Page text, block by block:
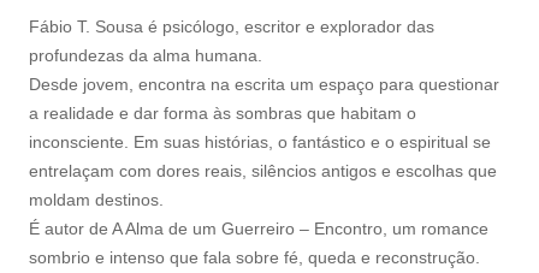
Fábio T. Sousa é psicólogo, escritor e explorador das
profundezas da alma humana.
Desde jovem, encontra na escrita um espaço para questionar
a realidade e dar forma às sombras que habitam o
inconsciente. Em suas histórias, o fantástico e o espiritual se
entrelaçam com dores reais, silêncios antigos e escolhas que
moldam destinos.
É autor de A Alma de um Guerreiro – Encontro, um romance
sombrio e intenso que fala sobre fé, queda e reconstrução.